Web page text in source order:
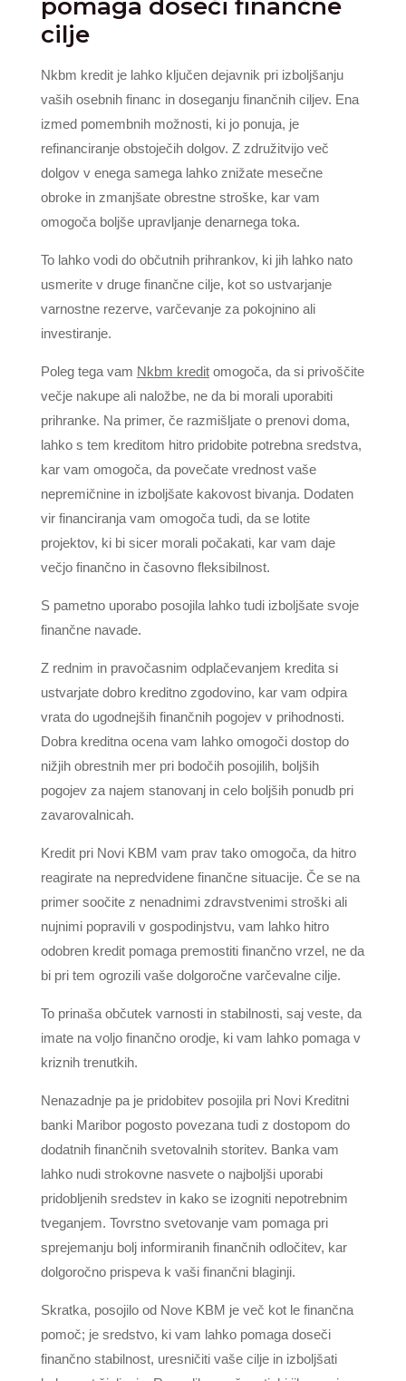
pomaga doseči finančne
cilje
Nkbm kredit je lahko ključen dejavnik pri izboljšanju
vaših osebnih financ in doseganju finančnih ciljev. Ena
izmed pomembnih možnosti, ki jo ponuja, je
refinanciranje obstoječih dolgov. Z združitvijo več
dolgov v enega samega lahko znižate mesečne
obroke in zmanjšate obrestne stroške, kar vam
omogoča boljše upravljanje denarnega toka.
To lahko vodi do občutnih prihrankov, ki jih lahko nato
usmerite v druge finančne cilje, kot so ustvarjanje
varnostne rezerve, varčevanje za pokojnino ali
investiranje.
Poleg tega vam Nkbm kreditomogoča, da si privoščite
večje nakupe ali naložbe, ne da bi morali uporabiti
prihranke. Na primer, če razmišljate o prenovi doma,
lahko s tem kreditom hitro pridobite potrebna sredstva,
kar vam omogoča, da povečate vrednost vaše
nepremičnine in izboljšate kakovost bivanja. Dodaten
vir financiranja vam omogoča tudi, da se lotite
projektov, ki bi sicer morali počakati, kar vam daje
večjo finančno in časovno fleksibilnost.
S pametno uporabo posojila lahko tudi izboljšate svoje
finančne navade.
Z rednim in pravočasnim odplačevanjem kredita si
ustvarjate dobro kreditno zgodovino, kar vam odpira
vrata do ugodnejših finančnih pogojev v prihodnosti.
Dobra kreditna ocena vam lahko omogoči dostop do
nižjih obrestnih mer pri bodočih posojilih, boljših
pogojev za najem stanovanj in celo boljših ponudb pri
zavarovalnicah.
Kredit pri Novi KBM vam prav tako omogoča, da hitro
reagirate na nepredvidene finančne situacije. Če se na
primer soočite z nenadnimi zdravstvenimi stroški ali
nujnimi popravili v gospodinjstvu, vam lahko hitro
odobren kredit pomaga premostiti finančno vrzel, ne da
bi pri tem ogrozili vaše dolgoročne varčevalne cilje.
To prinaša občutek varnosti in stabilnosti, saj veste, da
imate na voljo finančno orodje, ki vam lahko pomaga v
kriznih trenutkih.
Nenazadnje pa je pridobitev posojila pri Novi Kreditni
banki Maribor pogosto povezana tudi z dostopom do
dodatnih finančnih svetovalnih storitev. Banka vam
lahko nudi strokovne nasvete o najboljši uporabi
pridobljenih sredstev in kako se izogniti nepotrebnim
tveganjem. Tovrstno svetovanje vam pomaga pri
sprejemanju bolj informiranih finančnih odločitev, kar
dolgoročno prispeva k vaši finančni blaginji.
Skratka, posojilo od Nove KBM je več kot le finančna
pomoč; je sredstvo, ki vam lahko pomaga doseči
finančno stabilnost, uresničiti vaše cilje in izboljšati